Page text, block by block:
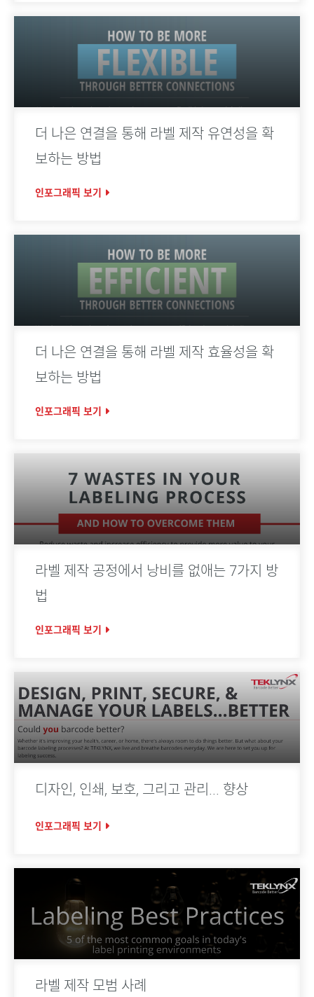
더 나은 연결을 통해 라벨 제작 유연성을 확
보하는 방법
인포그래픽 보기
더 나은 연결을 통해 라벨 제작 효율성을 확
보하는 방법
인포그래픽 보기
라벨 제작 공정에서 낭비를 없애는 7가지 방
법
인포그래픽 보기
디자인, 인쇄, 보호, 그리고 관리... 향상
인포그래픽 보기
라벨 제작 모범 사례